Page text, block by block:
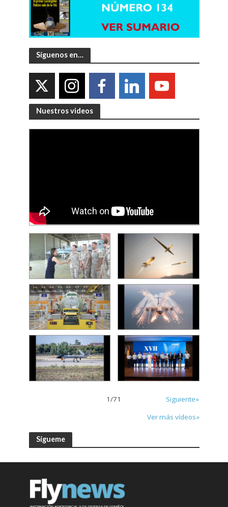
Síguenos en…
Nuestros videos
1/71
Siguiente»
Ver más vídeos»
Sígueme